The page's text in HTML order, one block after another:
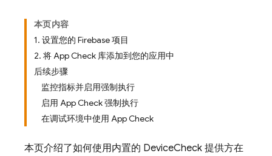
本页内容
1. 设置您的 Firebase 项目
2. 将 App Check 库添加到您的应用中
后续步骤
监控指标并启用强制执行
启用 App Check 强制执行
在调试环境中使用 App Check
本页介绍了如何使用内置的 DeviceCheck 提供方在